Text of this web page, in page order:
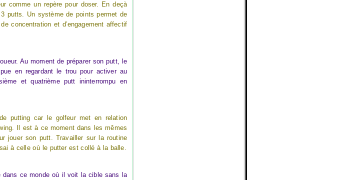
comme un repère pour doser. En deçà
putts. Un système de points permet de
concentration et d’engagement affectif
Au moment de préparer son putt, le
en regardant le trou pour activer au
et quatrième putt ininterrompu en
putting car le golfeur met en relation
Il est à ce moment dans les mêmes
jouer son putt. Travailler sur la routine
à celle où le putter est collé à la balle.
dans ce monde où il voit la cible sans la